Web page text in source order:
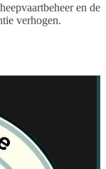
en de
verhogen.